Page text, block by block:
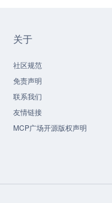
关于
社区规范
免责声明
联系我们
友情链接
MCP广场开源版权声明